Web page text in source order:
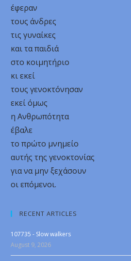
έφεραν
τους άνδρες
τις γυναίκες
και τα παιδιά
στο κοιμητήριο
κι εκεί
τους γενοκτόνησαν
εκεί όμως
η Ανθρωπότητα
έβαλε
το πρώτο μνημείο
αυτής της γενοκτονίας
για να μην ξεχάσουν
οι επόμενοι.
RECENT ARTICLES
107735 - Slow walkers
August 9, 2026